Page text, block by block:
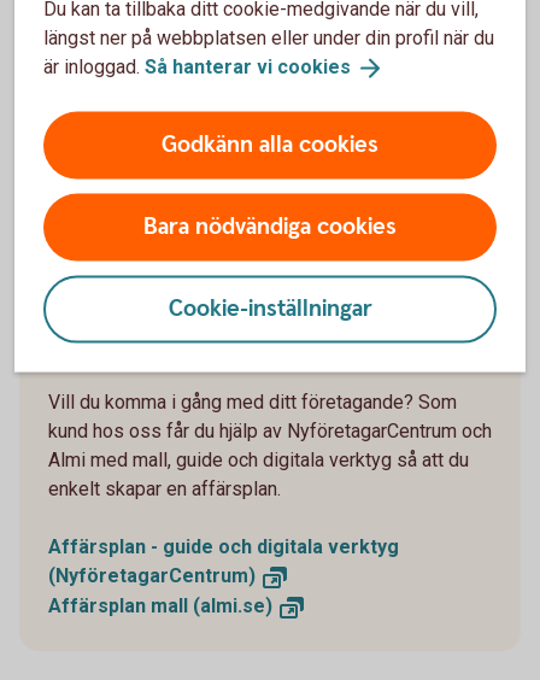
Har du en helt digital plan eller bygger den på
fysiska lokaler? Hur mycket personal behöver
du? Krävs det underleverantörer eller
utveckling? Ska du satsa internationellt och vad
gäller då? Vilka regler har du som arbetsgivare
som ska ta dig från A till Ö.
Så här gör du en affärsplan
Vill du komma i gång med ditt företagande? Som
kund hos oss får du hjälp av NyföretagarCentrum och
Almi med mall, guide och digitala verktyg så att du
enkelt skapar en affärsplan.
Affärsplan - guide och digitala verktyg
(NyföretagarCentrum)
Affärsplan mall (almi.se)
Du kan ta tillbaka ditt cookie-medgivande när du vill,
längst ner på webbplatsen eller under din profil när du
är inloggad. Så hanterar vi cookies
Godkänn alla cookies
Bara nödvändiga cookies
Cookie-inställningar